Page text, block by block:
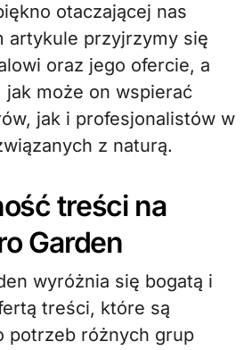
otaczającej nas
artykule przyjrzymy się
oraz jego ofercie, a
jak może on wspierać
jak i profesjonalistów w
z naturą.
treści na
Garden
wyróżnia się bogatą i
treści, które są
potrzeb różnych grup